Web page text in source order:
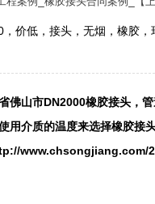
， 价低 ， 接头 ， 无烟 ， 橡胶 ，
佛山市DN2000橡胶接头，
用介质的温度来选择橡胶接
www.chsongjiang.com/